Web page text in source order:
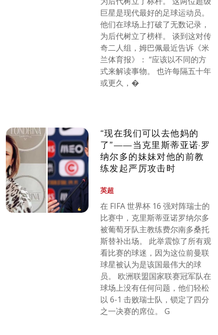
巨星是现代最好的足球运动员。
他们在球场上打破了无数记录，
为后代树立了榜样。 谈到这对传
奇二人组，姆巴佩最近告诉《米
兰体育报》： “应该以不同的方
式来解读事物。 也许每隔五十年
或更久，�
“现在我们可以去他妈的
了”——当克里斯蒂亚诺·罗
纳尔多的妹妹对他的前教
练发起严厉攻击时
英超
在 FIFA 世界杯 16 强对阵瑞士的
比赛中，克里斯蒂亚诺罗纳尔多
被葡萄牙队主教练费尔南多桑托
斯替补出场。 此举震惊了所有观
看比赛的球迷，因为这位前曼联
球星被认为是该国最伟大的球
员。 欧洲联盟国家联赛冠军队在
球场上没有任何问题，他们轻松
以 6-1 击败瑞士队，锁定了四分
之一决赛的席位。 G